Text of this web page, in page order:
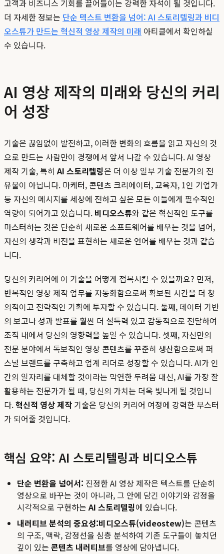
고객과 비즈니스 기회를 끌어들이는 강력한 자석이 될 것입니다.
더 자세한 정보는 단순 텍스트 변환을 넘어: AI 스토리텔링과 비디
오스튜가 만드는 혁신적 영상 제작의 미래 아티클에서 확인하실
수 있습니다.
AI 영상 제작의 미래와 당신의 커리
어 성장
기술은 끊임없이 발전하고, 이러한 변화의 흐름을 읽고 자신의 것
으로 만드는 사람만이 경쟁에서 앞서 나갈 수 있습니다. AI 영상
제작 기술, 특히AI 스토리텔링은 더 이상 일부 기술 전문가의 전
유물이 아닙니다. 마케터, 콘텐츠 크리에이터, 교육자, 1인 기업가
등 자신의 메시지를 세상에 전하고 싶은 모든 이들에게 필수적인
역량이 되어가고 있습니다. 비디오스튜와 같은 혁신적인 도구를
마스터하는 것은 단순히 새로운 소프트웨어를 배우는 것을 넘어,
자신의 생각과 비전을 표현하는 새로운 언어를 배우는 것과 같습
니다.
당신의 커리어에 이 기술을 어떻게 접목시킬 수 있을까요? 먼저,
반복적인 영상 제작 업무를 자동화함으로써 확보된 시간을 더 창
의적이고 전략적인 기획에 투자할 수 있습니다. 둘째, 데이터 기반
의 보고나 성과 발표를 훨씬 더 설득력 있고 감동적으로 전달하여
조직 내에서 당신의 영향력을 높일 수 있습니다. 셋째, 자신만의
전문 분야에서 독보적인 영상 콘텐츠를 꾸준히 생산함으로써 퍼
스널 브랜드를 구축하고 업계 리더로 성장할 수 있습니다. AI가 인
간의 일자리를 대체할 것이라는 막연한 두려움 대신, AI를 가장 잘
활용하는 전문가가 될 때, 당신의 가치는 더욱 빛나게 될 것입니
다.혁신적 영상 제작 기술은 당신의 커리어 여정에 강력한 부스터
가 되어줄 것입니다.
핵심 요약: AI 스토리텔링과 비디오스튜
단순 변환을 넘어서: 진정한 AI 영상 제작은 텍스트를 단순히
영상으로 바꾸는 것이 아니라, 그 안에 담긴 이야기와 감정을
시각적으로 구현하는AI 스토리텔링에 있습니다.
내러티브 분석의 중요성:비디오스튜(videostew)는 콘텐츠
의 구조, 맥락, 감정선을 심층 분석하여 기존 도구들이 놓치던
깊이 있는 콘텐츠 내러티브를 영상에 담아냅니다.